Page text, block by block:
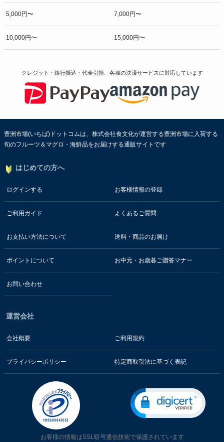
5,000円〜 7,000円〜
10,000円〜 15,000円〜
クレジット・銀行振込・代金引換、各種の決済サービスに対応しています
豊洲市場(いちば)ドットコムは、株式会社食文化が運営する豊洲市場に入荷する
旬のフルーツ＆マグロ・海鮮品をお届けする通販サイトです
はじめての方へ
ログインする お客様情報の登録
ご利用ガイド よくあるご質問
お支払い方法について 送料・商品のお届け
ポイントについて お中元・お歳暮ご贈答マナー
お問い合わせ
運営会社
会社概要 ご利用規約
プライバシーポリシー 特定商取引法に基づく表記
お客様の情報はSSL暗号通信技術で保護されています